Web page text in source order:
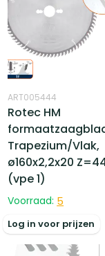
ART005444
Rotec HM
Trapezium/Vlak,
ø160x2,2x20
(vpe 1)
Voorraad: 5
Log in voor prijzen